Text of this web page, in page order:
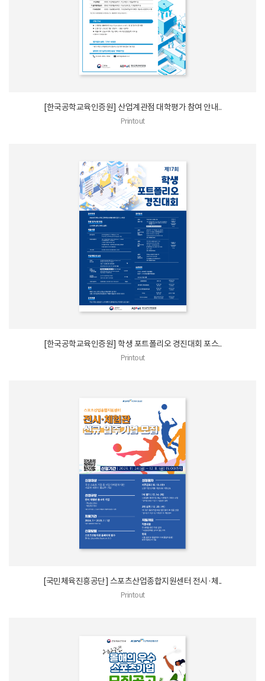
[한국공학교육인증원] 산업계관점 대학평가 참여 안내..
Printout
[한국공학교육인증원] 학생 포트폴리오 경진대회 포스..
Printout
[국민체육진흥공단] 스포츠산업종합지원센터 전시·체..
Printout